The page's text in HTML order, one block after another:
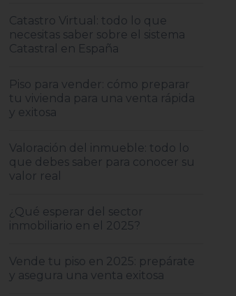
Catastro Virtual: todo lo que
necesitas saber sobre el sistema
Catastral en España
Piso para vender: cómo preparar
tu vivienda para una venta rápida
y exitosa
Valoración del inmueble: todo lo
que debes saber para conocer su
valor real
¿Qué esperar del sector
inmobiliario en el 2025?
Vende tu piso en 2025: prepárate
y asegura una venta exitosa